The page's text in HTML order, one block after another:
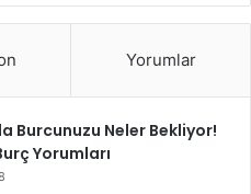
Yorumlar
Burcunuzu Neler Bekliyor!
Yorumları